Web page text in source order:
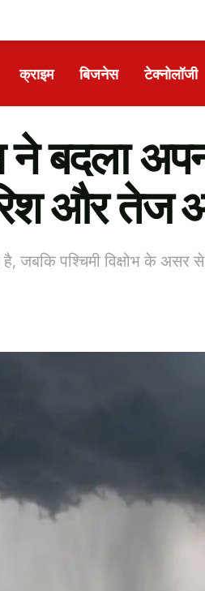
क्राइम बिजनेस टेक्नोलॉजी
और तेज
पश्चिमी विक्षोभ के असर